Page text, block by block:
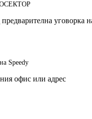
уговорка
Speedy
офис или адрес